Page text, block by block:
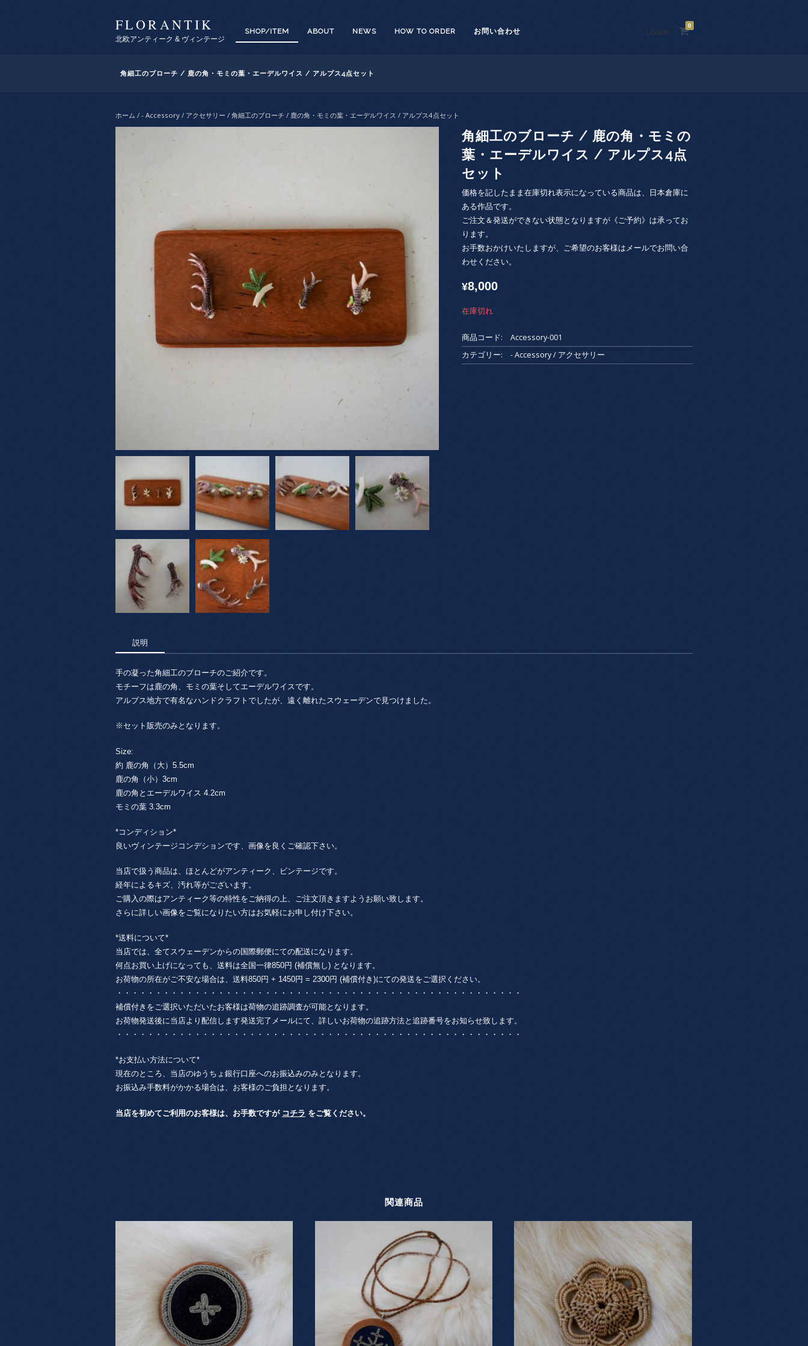
FLORANTIK
北欧アンティーク & ヴィンテージ
SHOP/ITEM ABOUT NEWS HOW TO ORDER お問い合わせ LOGIN
0
角細工のブローチ / 鹿の角・モミの葉・エーデルワイス / アルプス4点セット
ホーム / - Accessory / アクセサリー / 角細工のブローチ / 鹿の角・モミの葉・エーデルワイス / アルプス4点セット
角細工のブローチ / 鹿の角・モミの
葉・エーデルワイス / アルプス4点
セット
価格を記したまま在庫切れ表示になっている商品は、日本倉庫に
ある作品です。
ご注文＆発送ができない状態となりますが《ご予約》は承ってお
ります。
お手数おかけいたしますが、ご希望のお客様はメールでお問い合
わせください。
¥8,000
在庫切れ
商品コード:
Accessory-001
カテゴリー:
- Accessory / アクセサリー
説明
手の凝った角細工のブローチのご紹介です。
モチーフは鹿の角、モミの葉そしてエーデルワイスです。
アルプス地方で有名なハンドクラフトでしたが、遠く離れたスウェーデンで見つけました。
※セット販売のみとなります。
Size:
約 鹿の角（大）5.5cm
鹿の角（小）3cm
鹿の角とエーデルワイス 4.2cm
モミの葉 3.3cm
*コンディション*
良いヴィンテージコンデションです、画像を良くご確認下さい。
当店で扱う商品は、ほとんどがアンティーク、ビンテージです。
経年によるキズ、汚れ等がございます。
ご購入の際はアンティーク等の特性をご納得の上、ご注文頂きますようお願い致します。
さらに詳しい画像をご覧になりたい方はお気軽にお申し付け下さい。
*送料について*
当店では、全てスウェーデンからの国際郵便にての配送になります。
何点お買い上げになっても、送料は全国一律850円 (補償無し) となります。
お荷物の所在がご不安な場合は、送料850円 + 1450円 = 2300円 (補償付き)にての発送をご選択ください。
・・・・・・・・・・・・・・・・・・・・・・・・・・・・・・・・・・・・・・・・・・・・・・・・・・・・
補償付きをご選択いただいたお客様は荷物の追跡調査が可能となります。
お荷物発送後に当店より配信します発送完了メールにて、詳しいお荷物の追跡方法と追跡番号をお知らせ致します。
・・・・・・・・・・・・・・・・・・・・・・・・・・・・・・・・・・・・・・・・・・・・・・・・・・・・
*お支払い方法について*
現在のところ、当店のゆうちょ銀行口座へのお振込みのみとなります。
お振込み手数料がかかる場合は、お客様のご負担となります。
当店を初めてご利用のお客様は、お手数ですが コチラ をご覧ください。
関連商品